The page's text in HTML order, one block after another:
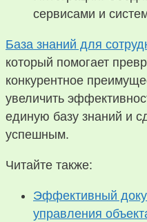
сервисами и
База знаний для
который помогает
конкурентное
увеличить
единую базу знаний и
успешным.
Читайте также:
Эффективный
управления